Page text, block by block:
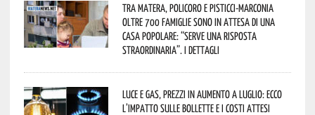
Tra Matera, Policoro e Pisticci-Marconia
oltre 700 famiglie sono in attesa di una
casa popolare: “serve una risposta
straordinaria”. I dettagli
Luce e gas, prezzi in aumento a luglio: ecco
l’impatto sulle bollette e i costi attesi